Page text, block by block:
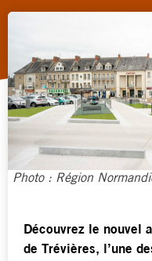
Photo : Région
Découvrez le nouvel
de Trévières, l’une